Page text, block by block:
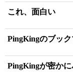
これ、面白い
PingKingのブッ
PingKingが密か